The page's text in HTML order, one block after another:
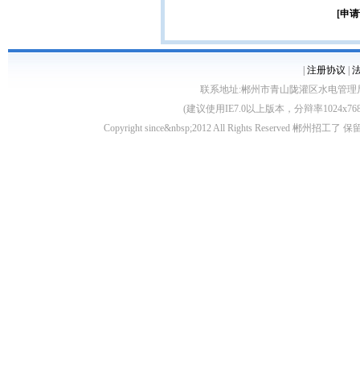
[申
注册协议
联系地址:郴州市青山陇灌区水电管理
(建议使用IE7.0以上版本，分辩率
Copyright since&nbsp;2012 All Rights Reserved 郴州招工了